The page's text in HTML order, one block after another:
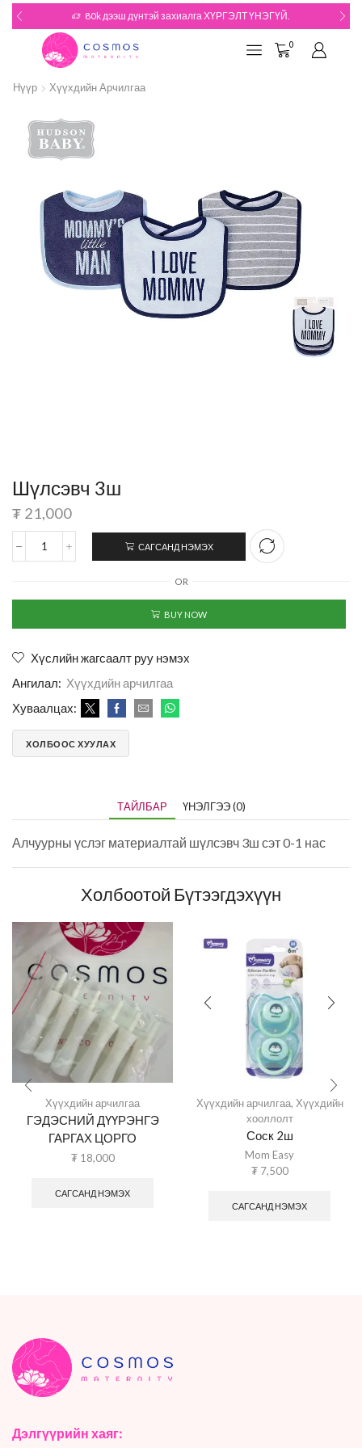
80k дээш дүнтэй захиалга ХҮРГЭЛТ ҮНЭГҮЙ.
0
Нүүр Хүүхдийн Арчилгаа
Шүлсэвч 3ш
₮ 21,000
САГСАНД НЭМЭХ
OR
BUY NOW
Хүслийн жагсаалт руу нэмэх
Ангилал: Хүүхдийн арчилгаа
Хуваалцах:
ХОЛБООС ХУУЛАХ
ТАЙЛБАР ҮНЭЛГЭЭ (0)
Алчуурны үслэг материалтай шүлсэвч 3ш сэт 0-1 нас
Холбоотой Бүтээгдэхүүн
Хүүхдийн арчилгаа
ГЭДЭСНИЙ ДҮҮРЭНГЭ
ГАРГАХ ЦОРГО
₮18,000
САГСАНД НЭМЭХ
Хүүхдийн арчилгаа, Хүүхдийн
хооллолт
Соск 2ш
Mom Easy
₮7,500
САГСАНД НЭМЭХ
Дэлгүүрийн хаяг: